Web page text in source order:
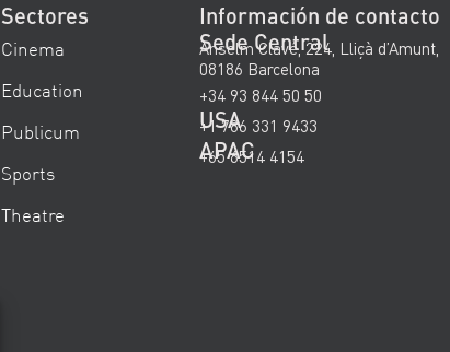
Sectores
Cinema
Education
Publicum
Sports
Theatre
Información de contacto
Sede Central
Anselm Clavé, 224, Lliçà d’Amunt,
08186 Barcelona
+34 93 844 50 50
USA
+1 786 331 9433
APAC
+65 6514 4154